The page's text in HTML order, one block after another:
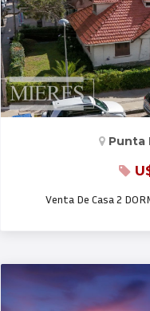
Punta
Venta De Casa 2